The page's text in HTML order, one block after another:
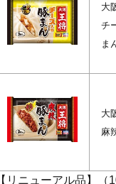
大
チ
ま
大
麻
【リニューアル品】（